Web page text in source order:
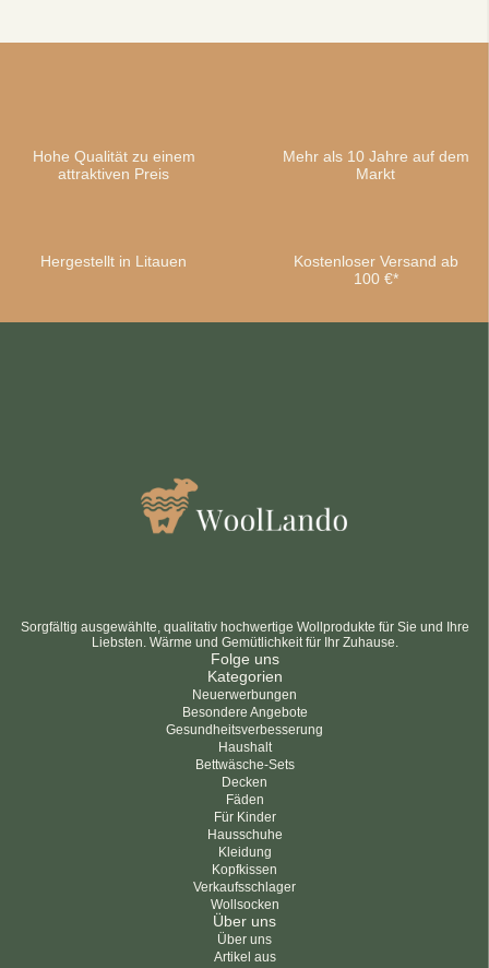
Hohe Qualität zu einem
attraktiven Preis
Mehr als 10 Jahre auf dem
Markt
Hergestellt in Litauen
Kostenloser Versand ab
100 €*
Sorgfältig ausgewählte, qualitativ hochwertige Wollprodukte für Sie und Ihre
Liebsten. Wärme und Gemütlichkeit für Ihr Zuhause.
Folge uns
Kategorien
Neuerwerbungen
Besondere Angebote
Gesundheitsverbesserung
Haushalt
Bettwäsche-Sets
Decken
Fäden
Für Kinder
Hausschuhe
Kleidung
Kopfkissen
Verkaufsschlager
Wollsocken
Über uns
Über uns
Artikel aus